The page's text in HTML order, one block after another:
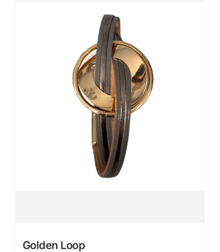
Golden Loop